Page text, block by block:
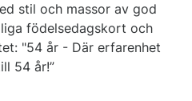
stil och massor av god
födelsedagskort och
"54 år - Där erfarenhet
54 år!”